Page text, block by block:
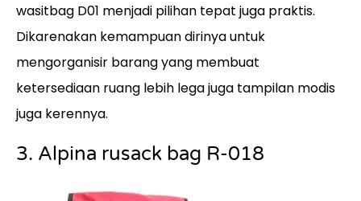
wasitbag D01 menjadi pilihan tepat juga praktis.
Dikarenakan kemampuan dirinya untuk
mengorganisir barang yang membuat
ketersediaan ruang lebih lega juga tampilan modis
juga kerennya.
3. Alpina rusack bag R-018